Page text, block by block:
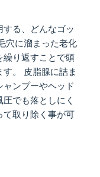
る、どんなゴッ
穴に溜まった老化
繰り返すことで頭
。 皮脂腺に詰ま
ンプーやヘッド
でも落としにく
て取り除く事が可